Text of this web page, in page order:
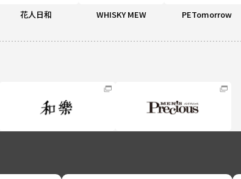
花人日和 WHISKY MEW PETomorrow